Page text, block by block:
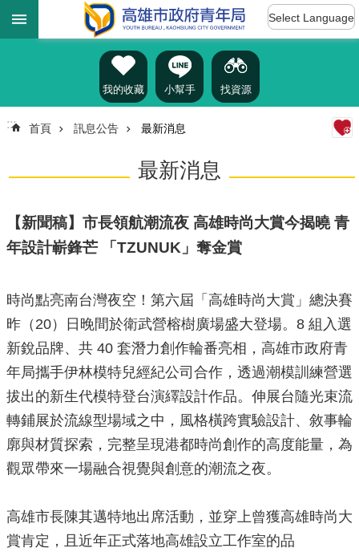
跳到主要內容區塊
識
訊
息
告
雄
青
資
源
主
題
專
區
服
務
Select Language
我的收藏 小幫手 找資源
::: 首頁 訊息公告 最新消息
最新消息
【新聞稿】市長領航潮流夜 高雄時尚大賞今揭曉 青
年設計嶄鋒芒 「TZUNUK」奪金賞
時尚點亮南台灣夜空！第六屆「高雄時尚大賞」總決賽
昨（20）日晚間於衛武營榕樹廣場盛大登場。8 組入選
新銳品牌、共 40 套潛力創作輪番亮相，高雄市政府青
年局攜手伊林模特兒經紀公司合作，透過潮模訓練營選
拔出的新生代模特登台演繹設計作品。伸展台隨光束流
轉鋪展於流線型場域之中，風格橫跨實驗設計、敘事輪
廓與材質探索，完整呈現港都時尚創作的高度能量，為
觀眾帶來一場融合視覺與創意的潮流之夜。
高雄市長陳其邁特地出席活動，並穿上曾獲高雄時尚大
賞肯定，且近年正式落地高雄設立工作室的品